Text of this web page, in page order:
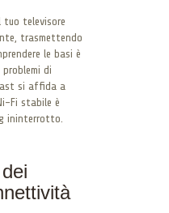
tuo televisore
trasmettendo
le basi è
di
si affida a
Fi stabile è
ininterrotto.